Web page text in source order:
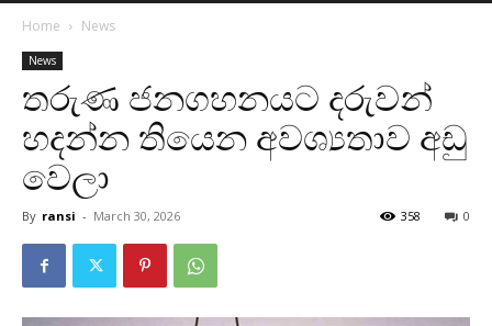
Home News
News
තරුණ ජනගහනයට දරුවන්
හදන්න තියෙන අවශ්‍යතාව අඩු
වෙලා
By ransi - March 30, 2026 0
358